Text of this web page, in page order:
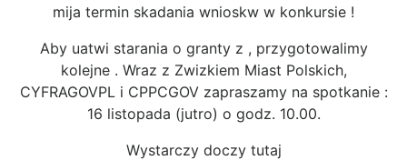
mija termin skadania wnioskw w konkursie !
Aby uatwi starania o granty z , przygotowalimy
kolejne . Wraz z Zwizkiem Miast Polskich,
CYFRAGOVPL i CPPCGOV zapraszamy na spotkanie :
16 listopada (jutro) o godz. 10.00.
Wystarczy doczy tutaj